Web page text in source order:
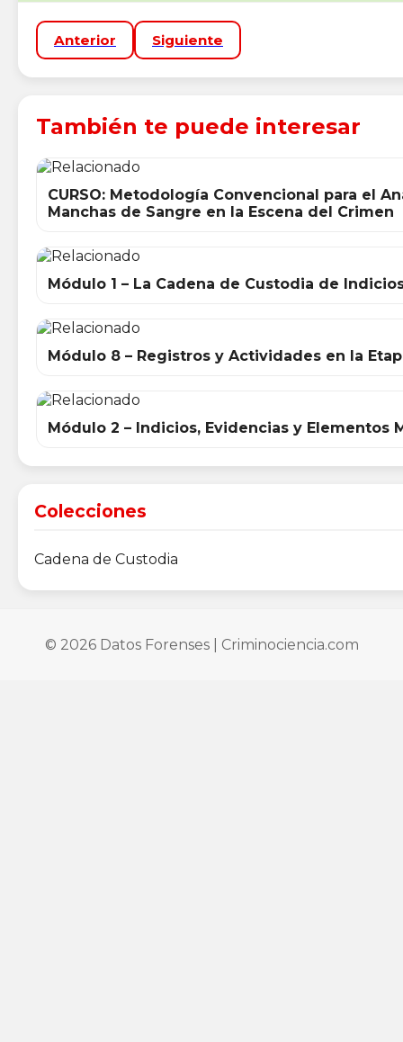
Anterior Siguiente
También te puede interesar
CURSO: Metodología Convencional para el
Manchas de Sangre en la Escena del Crimen
Módulo 1 – La Cadena de Custodia de
Módulo 8 – Registros y Actividades en la
Módulo 2 – Indicios, Evidencias y Elementos
Colecciones
Cadena de Custodia
© 2026 Datos Forenses | Criminociencia.com